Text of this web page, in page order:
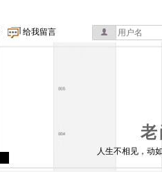
给我留言
人生不相见，动